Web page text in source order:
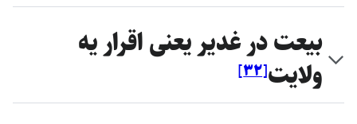
بيعت در غدير يعنى اقرار يه
ولايت[۳۲]